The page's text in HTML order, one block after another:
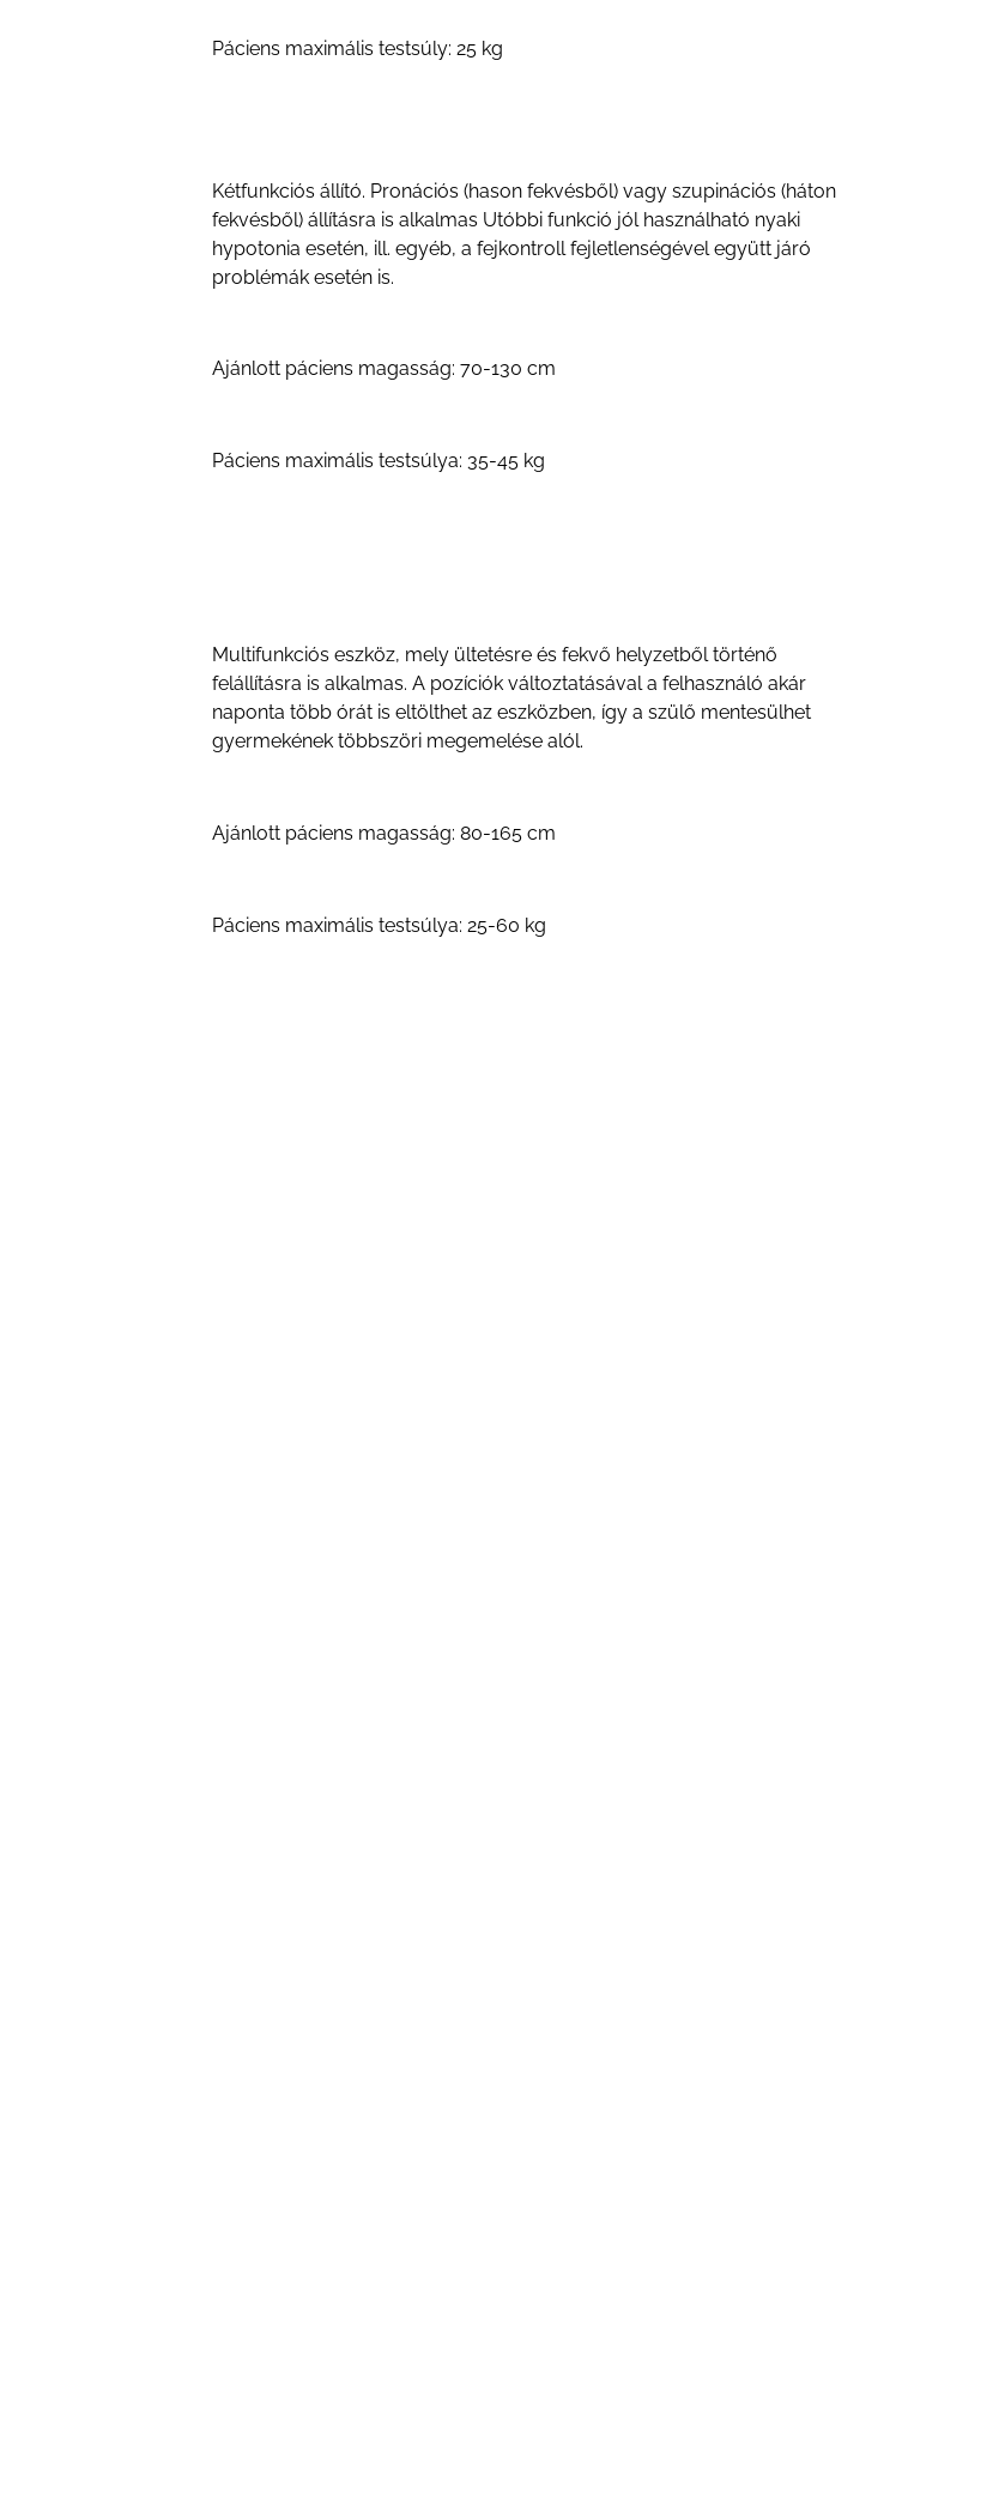
Páciens maximális testsúly: 25 kg
Kétfunkciós állító. Pronációs (hason fekvésből) vagy szupinációs (háton
fekvésből) állításra is alkalmas Utóbbi funkció jól használható nyaki
hypotonia esetén, ill. egyéb, a fejkontroll fejletlenségével együtt járó
problémák esetén is.
Ajánlott páciens magasság: 70-130 cm
Páciens maximális testsúlya: 35-45 kg
Multifunkciós eszköz, mely ültetésre és fekvő helyzetből történő
felállításra is alkalmas. A pozíciók változtatásával a felhasználó akár
naponta több órát is eltölthet az eszközben, így a szülő mentesülhet
gyermekének többszöri megemelése alól.
Ajánlott páciens magasság: 80-165 cm
Páciens maximális testsúlya: 25-60 kg